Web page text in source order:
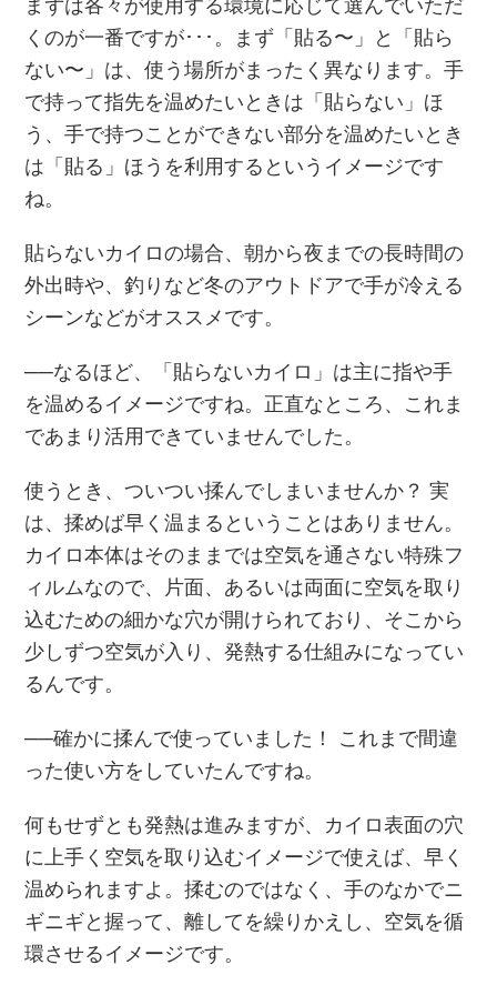
くのが一番ですが･･･。まず「貼る〜」と「貼ら
ない〜」は、使う場所がまったく異なります。手
で持って指先を温めたいときは「貼らない」ほ
う、手で持つことができない部分を温めたいとき
は「貼る」ほうを利用するというイメージです
ね。
貼らないカイロの場合、朝から夜までの⾧時間の
外出時や、釣りなど冬のアウトドアで手が冷える
シーンなどがオススメです。
──なるほど、「貼らないカイロ」は主に指や手
を温めるイメージですね。正直なところ、これま
であまり活用できていませんでした。
使うとき、ついつい揉んでしまいませんか？ 実
は、揉めば早く温まるということはありません。
カイロ本体はそのままでは空気を通さない特殊フ
ィルムなので、片面、あるいは両面に空気を取り
込むための細かな穴が開けられており、そこから
少しずつ空気が入り、発熱する仕組みになってい
るんです。
──確かに揉んで使っていました！ これまで間違
った使い方をしていたんですね。
何もせずとも発熱は進みますが、カイロ表面の穴
に上手く空気を取り込むイメージで使えば、早く
温められますよ。揉むのではなく、手のなかでニ
ギニギと握って、離してを繰りかえし、空気を循
環させるイメージです。